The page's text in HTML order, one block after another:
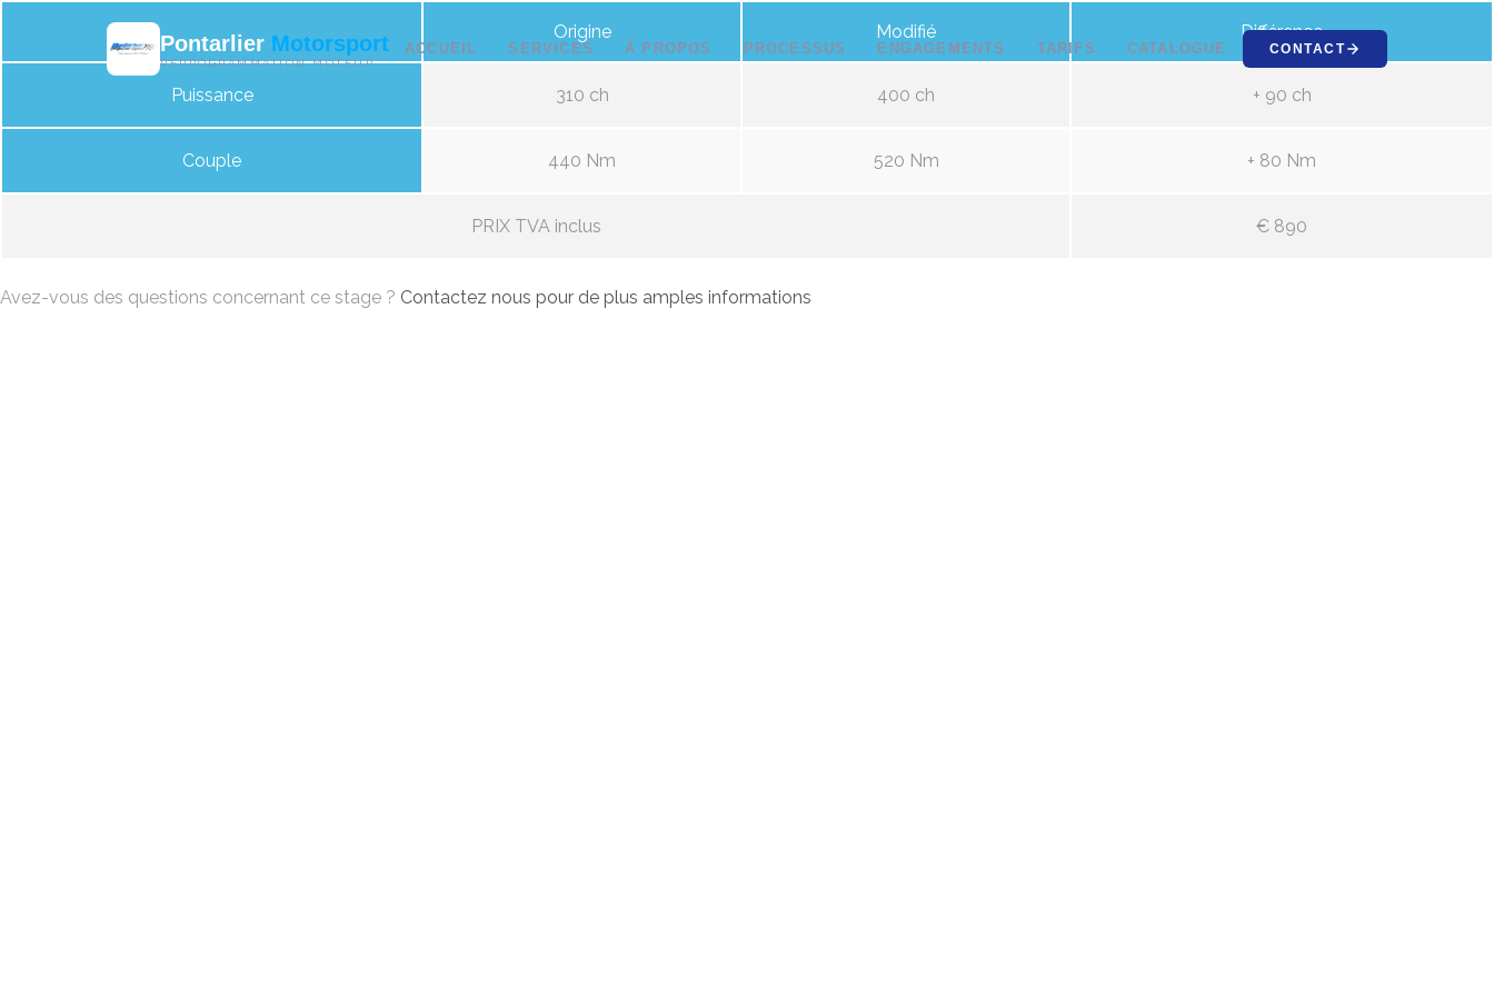
Pontarlier Motorsport
REPROGRAMMATION MOTEUR
ACCUEIL SERVICES À PROPOS PROCESSUS ENGAGEMENTS TARIFS CATALOGUE CONTACT
Origine Modifié Différence
Puissance 310 ch 400 ch + 90 ch
Couple 440 Nm 520 Nm + 80 Nm
PRIX TVA inclus € 890
Avez-vous des questions concernant ce stage ? Contactez nous pour de plus amples informations